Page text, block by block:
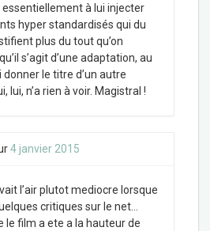
à lui injecter
hyper standardisés qui du
plus du tout qu’on
s’agit d’une adaptation, au
donner le titre d’un autre
lui, n’a rien à voir. Magistral !
4 janvier 2015
l’air plutot mediocre lorsque
critiques sur le net…
le film a ete a la hauteur de